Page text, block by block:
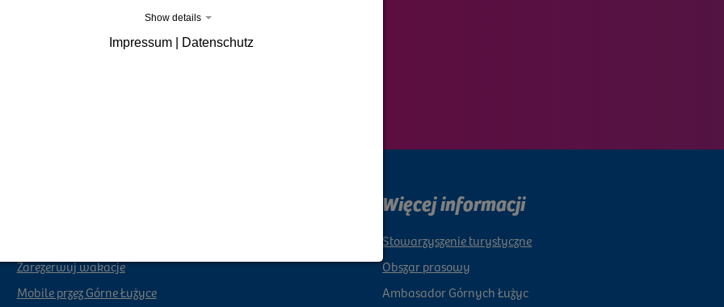
Zarezerwuj wakacje
Mobile przez Górne Łużyce
Więcej informacji
Stowarzyszenie turystyczne
Obszar prasowy
Ambasador Górnych Łużyc
Show details
Impressum | Datenschutz